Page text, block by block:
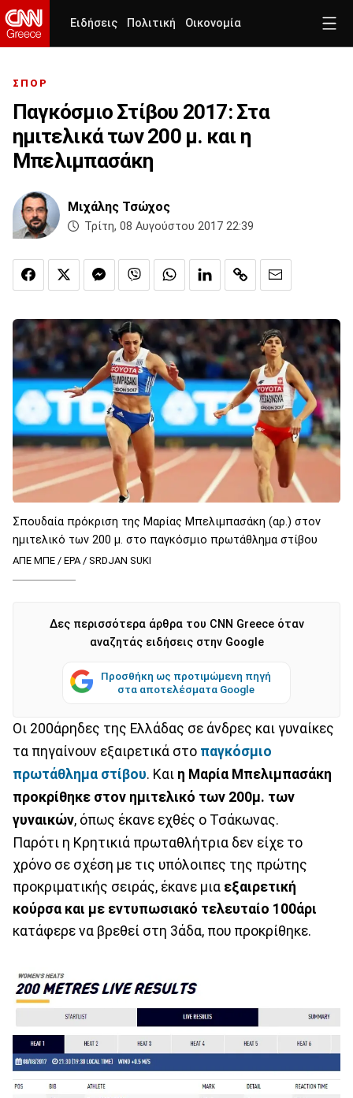
Ειδήσεις Πολιτική Οικονομία
ΣΠΟΡ
Παγκόσμιο Στίβου 2017: Στα
ημιτελικά των 200 μ. και η
Μπελιμπασάκη
Μιχάλης Τσώχος
Τρίτη, 08 Αυγούστου 2017 22:39
Σπουδαία πρόκριση της Μαρίας Μπελιμπασάκη (αρ.) στον
ημιτελικό των 200 μ. στο παγκόσμιο πρωτάθλημα στίβου
ΑΠΕ ΜΠΕ / EPA / SRDJAN SUKI
Δες περισσότερα άρθρα του CNN Greece όταν
αναζητάς ειδήσεις στην Google
Προσθήκη ως προτιμώμενη πηγή
στα αποτελέσματα Google
Οι 200άρηδες της Ελλάδας σε άνδρες και γυναίκες
τα πηγαίνουν εξαιρετικά στο παγκόσμιο
πρωτάθλημα στίβου. Και η Μαρία Μπελιμπασάκη
προκρίθηκε στον ημιτελικό των 200μ. των
γυναικών, όπως έκανε εχθές ο Τσάκωνας.
Παρότι η Κρητικιά πρωταθλήτρια δεν είχε το
χρόνο σε σχέση με τις υπόλοιπες της πρώτης
προκριματικής σειράς, έκανε μια εξαιρετική
κούρσα και με εντυπωσιακό τελευταίο 100άρι
κατάφερε να βρεθεί στη 3άδα, που προκρίθηκε.